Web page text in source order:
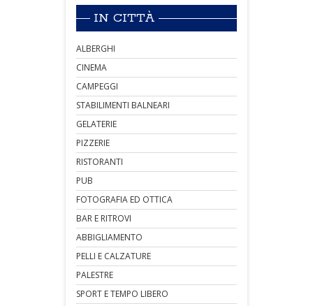
IN CITTÀ
ALBERGHI
CINEMA
CAMPEGGI
STABILIMENTI BALNEARI
GELATERIE
PIZZERIE
RISTORANTI
PUB
FOTOGRAFIA ED OTTICA
BAR E RITROVI
ABBIGLIAMENTO
PELLI E CALZATURE
PALESTRE
SPORT E TEMPO LIBERO